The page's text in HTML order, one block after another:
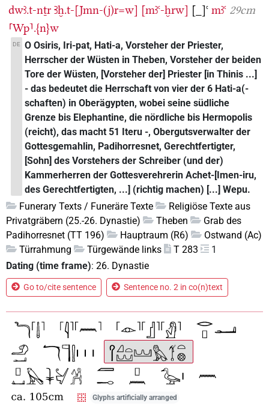
dwꜣ.t-nṯr Ꜣḫ.t-[Jmn-(j)r=w] [mꜣꜥ-ḫrw] [_]ꜥ mꜣꜥ 29cm
⸢Wp⸣.{n}w
DE O Osiris, Iri-pat, Hati-a, Vorsteher der Priester,
Herrscher der Wüsten in Theben, Vorsteher der beiden
Tore der Wüsten, [Vorsteher der] Priester [in Thinis ...]
- das bedeutet die Herrschaft von vier der 6 Hati-a(-
schaften) in Oberägypten, wobei seine südliche
Grenze bis Elephantine, die nördliche bis Hermopolis
(reicht), das macht 51 Iteru -, Obergutsverwalter der
Gottesgemahlin, Padihorresnet, Gerechtfertigter,
[Sohn] des Vorstehers der Schreiber (und der)
Kammerherren der Gottesverehrerin Achet-[Imen-iru,
des Gerechtfertigten, ...] (richtig machen) [...] Wepu.
Funerary Texts / Funeräre Texte
Religiöse Texte aus
Privatgräbern (25.-26. Dynastie)
Theben
Grab des
Padihorresnet (TT 196)
Hauptraum (R6)
Ostwand (Ac)
Türrahmung
Türgewände links T 283
1
Dating (time frame): 26. Dynastie
Go to/cite sentence Sentence no. 2 in co(n)text
Glyphs artificially arranged